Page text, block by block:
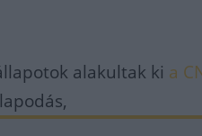
alakultak ki a